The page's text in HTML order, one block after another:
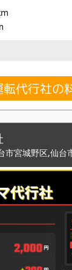
代行社の
市宮城野区,仙台